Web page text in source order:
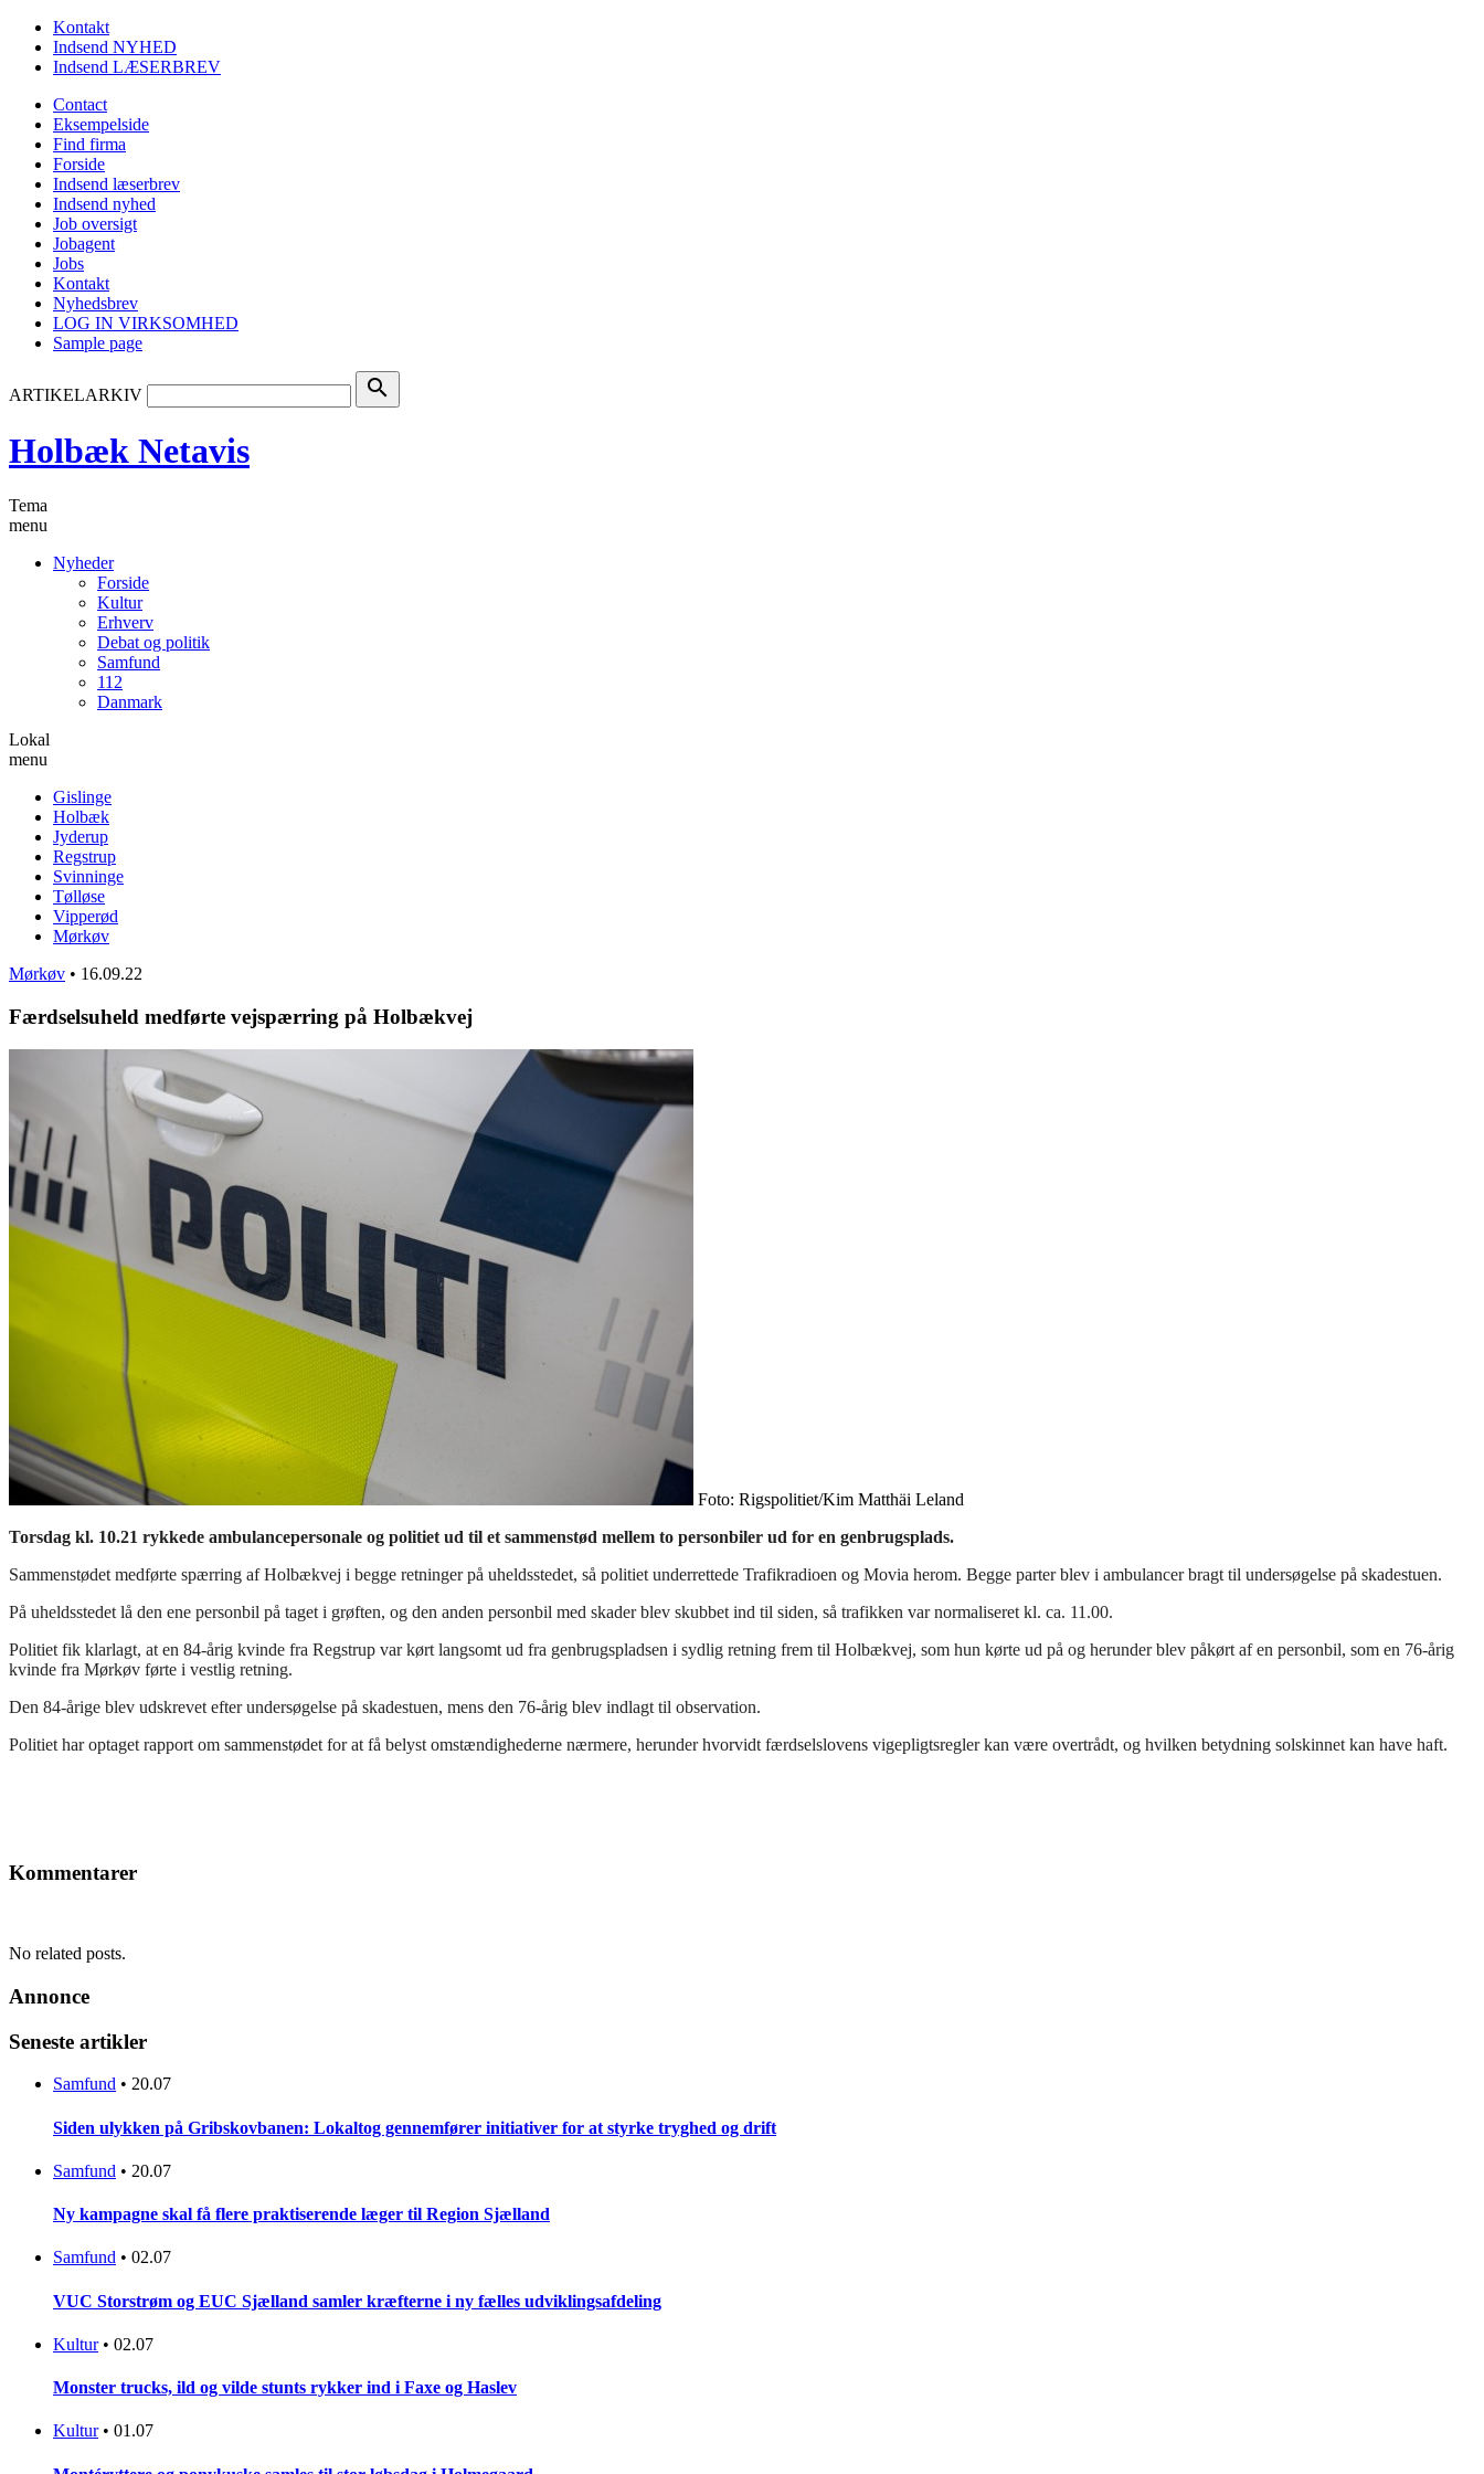
Kontakt
Indsend NYHED
Indsend LÆSERBREV
Contact
Eksempelside
Find firma
Forside
Indsend læserbrev
Indsend nyhed
Job oversigt
Jobagent
Jobs
Kontakt
Nyhedsbrev
LOG IN VIRKSOMHED
Sample page
ARTIKELARKIV search
Holbæk Netavis
Tema
menu
Nyheder
Forside
Kultur
Erhverv
Debat og politik
Samfund
112
Danmark
Lokal
menu
Gislinge
Holbæk
Jyderup
Regstrup
Svinninge
Tølløse
Vipperød
Mørkøv
Mørkøv • 16.09.22
Færdselsuheld medførte vejspærring på Holbækvej
Foto: Rigspolitiet/Kim Matthäi Leland
Torsdag kl. 10.21 rykkede ambulancepersonale og politiet ud til et sammenstød mellem to personbiler ud for en genbrugsplads.
Sammenstødet medførte spærring af Holbækvej i begge retninger på uheldsstedet, så politiet underrettede Trafikradioen og Movia herom. Begge parter blev i ambulancer bragt til undersøgelse på skadestuen.
På uheldsstedet lå den ene personbil på taget i grøften, og den anden personbil med skader blev skubbet ind til siden, så trafikken var normaliseret kl. ca. 11.00.
Politiet fik klarlagt, at en 84-årig kvinde fra Regstrup var kørt langsomt ud fra genbrugspladsen i sydlig retning frem til Holbækvej, som hun kørte ud på og herunder blev påkørt af en personbil, som en 76-årig
kvinde fra Mørkøv førte i vestlig retning.
Den 84-årige blev udskrevet efter undersøgelse på skadestuen, mens den 76-årig blev indlagt til observation.
Politiet har optaget rapport om sammenstødet for at få belyst omstændighederne nærmere, herunder hvorvidt færdselslovens vigepligtsregler kan være overtrådt, og hvilken betydning solskinnet kan have haft.
Kommentarer
No related posts.
Annonce
Seneste artikler
Samfund • 20.07
Siden ulykken på Gribskovbanen: Lokaltog gennemfører initiativer for at styrke tryghed og drift
Samfund • 20.07
Ny kampagne skal få flere praktiserende læger til Region Sjælland
Samfund • 02.07
VUC Storstrøm og EUC Sjælland samler kræfterne i ny fælles udviklingsafdeling
Kultur • 02.07
Monster trucks, ild og vilde stunts rykker ind i Faxe og Haslev
Kultur • 01.07